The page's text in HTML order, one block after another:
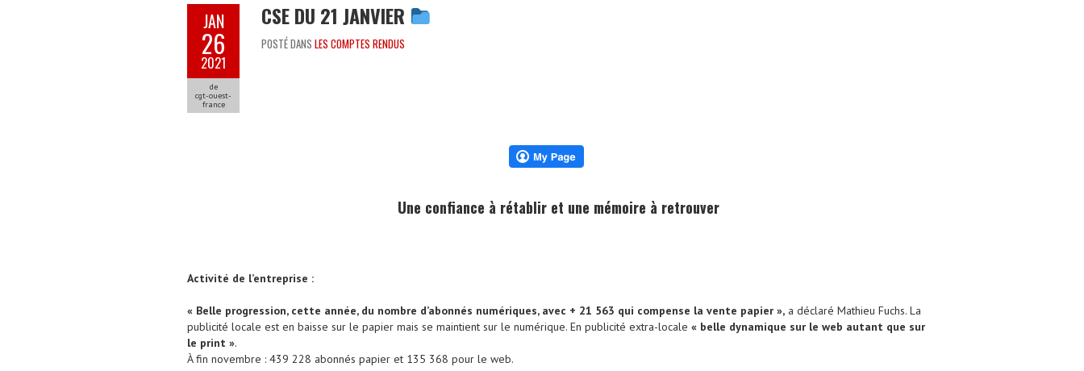
JAN
26
2021
de
cgt-ouest-
france
CSE DU 21 JANVIER
POSTÉ DANS LES COMPTES RENDUS
Une confiance à rétablir et une mémoire à retrouver
Activité de l’entreprise :
« Belle progression, cette année, du nombre d’abonnés numériques, avec + 21 563 qui compense la vente papier », a déclaré Mathieu Fuchs. La
publicité locale est en baisse sur le papier mais se maintient sur le numérique. En publicité extra-locale « belle dynamique sur le web autant que sur
le print ».
À fin novembre : 439 228 abonnés papier et 135 368 pour le web.